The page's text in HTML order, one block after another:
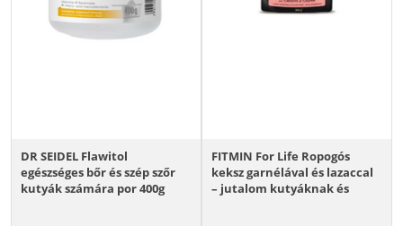
DR SEIDEL Flawitol
egészséges bőr és szép szőr
kutyák számára por 400g
FITMIN For Life Ropogós
keksz garnélával és lazaccal
– jutalom kutyáknak és